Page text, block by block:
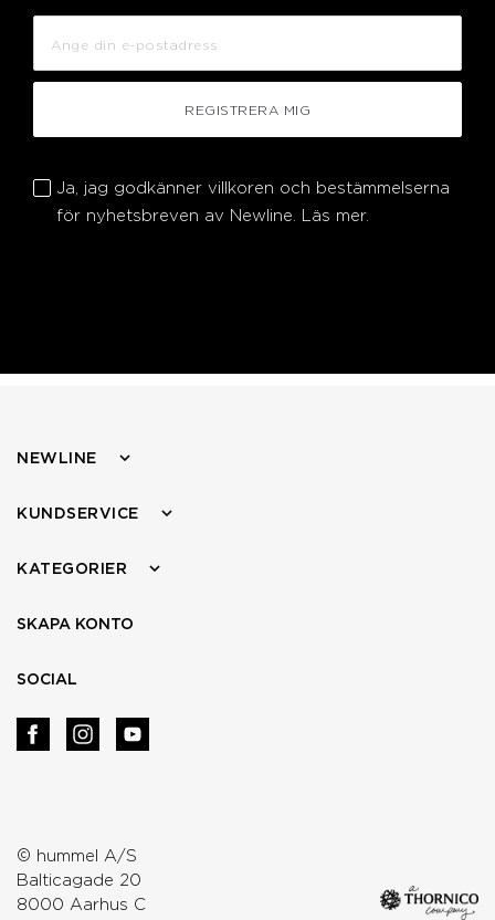
REGISTRERA MIG
Ja, jag godkänner villkoren och bestämmelserna
för nyhetsbreven av Newline. Läs mer.
© hummel A/S
Balticagade 20
8000 Aarhus C
NEWLINE
KUNDSERVICE
KATEGORIER
SKAPA KONTO
SOCIAL